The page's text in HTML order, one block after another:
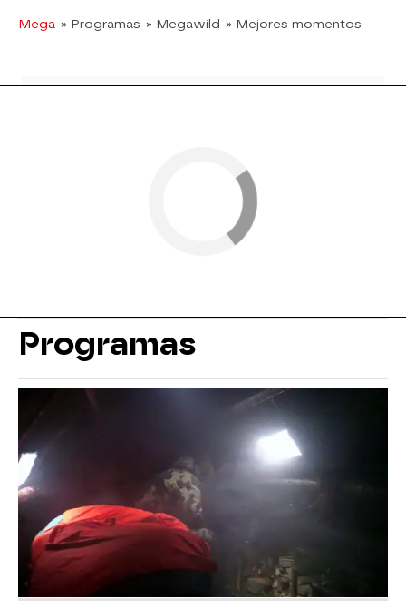
Mega » Programas » Megawild » Mejores momentos
Programas